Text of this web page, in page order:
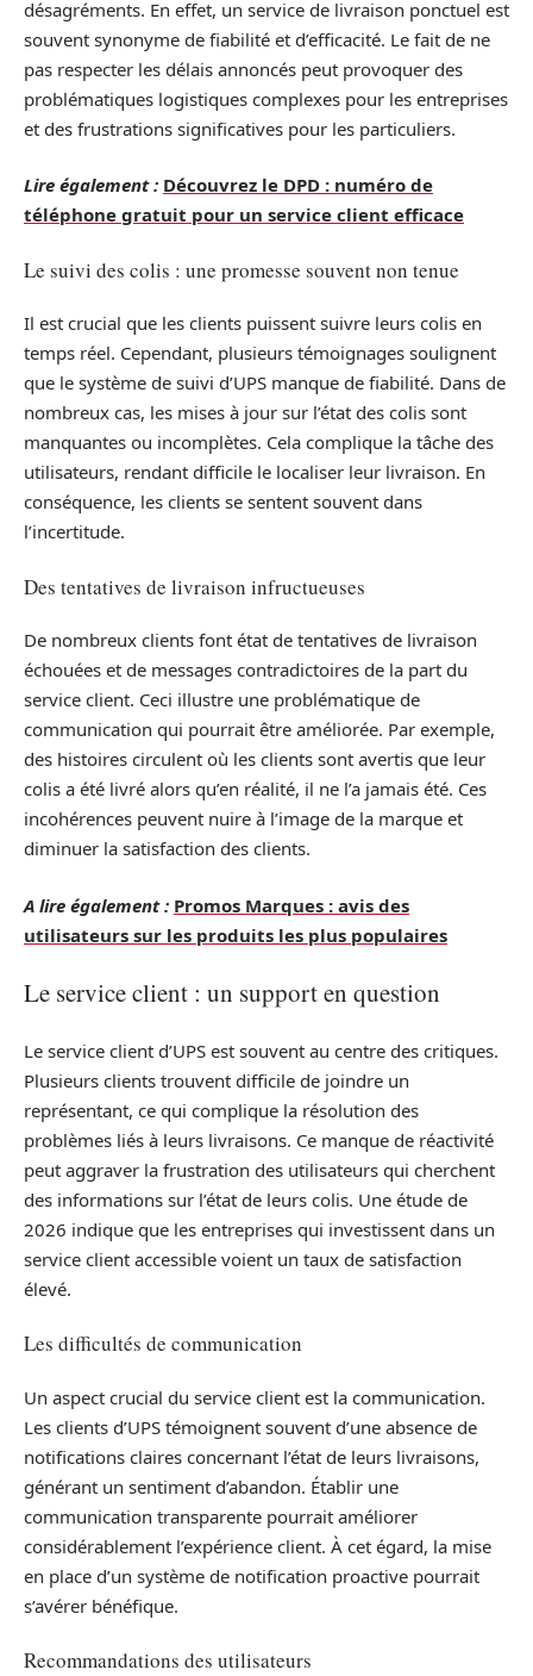
désagréments. En effet, un service de livraison ponctuel est
souvent synonyme de fiabilité et d’efficacité. Le fait de ne
pas respecter les délais annoncés peut provoquer des
problématiques logistiques complexes pour les entreprises
et des frustrations significatives pour les particuliers.
Lire également : Découvrez le DPD : numéro de
téléphone gratuit pour un service client efficace
Le suivi des colis : une promesse souvent non tenue
Il est crucial que les clients puissent suivre leurs colis en
temps réel. Cependant, plusieurs témoignages soulignent
que le système de suivi d’UPS manque de fiabilité. Dans de
nombreux cas, les mises à jour sur l’état des colis sont
manquantes ou incomplètes. Cela complique la tâche des
utilisateurs, rendant difficile le localiser leur livraison. En
conséquence, les clients se sentent souvent dans
l’incertitude.
Des tentatives de livraison infructueuses
De nombreux clients font état de tentatives de livraison
échouées et de messages contradictoires de la part du
service client. Ceci illustre une problématique de
communication qui pourrait être améliorée. Par exemple,
des histoires circulent où les clients sont avertis que leur
colis a été livré alors qu’en réalité, il ne l’a jamais été. Ces
incohérences peuvent nuire à l’image de la marque et
diminuer la satisfaction des clients.
A lire également : Promos Marques : avis des
utilisateurs sur les produits les plus populaires
Le service client : un support en question
Le service client d’UPS est souvent au centre des critiques.
Plusieurs clients trouvent difficile de joindre un
représentant, ce qui complique la résolution des
problèmes liés à leurs livraisons. Ce manque de réactivité
peut aggraver la frustration des utilisateurs qui cherchent
des informations sur l’état de leurs colis. Une étude de
2026 indique que les entreprises qui investissent dans un
service client accessible voient un taux de satisfaction
élevé.
Les difficultés de communication
Un aspect crucial du service client est la communication.
Les clients d’UPS témoignent souvent d’une absence de
notifications claires concernant l’état de leurs livraisons,
générant un sentiment d’abandon. Établir une
communication transparente pourrait améliorer
considérablement l’expérience client. À cet égard, la mise
en place d’un système de notification proactive pourrait
s’avérer bénéfique.
Recommandations des utilisateurs